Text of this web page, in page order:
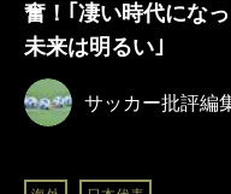
奮！｢凄い時代にな
未来は明るい｣
サッカー批評編